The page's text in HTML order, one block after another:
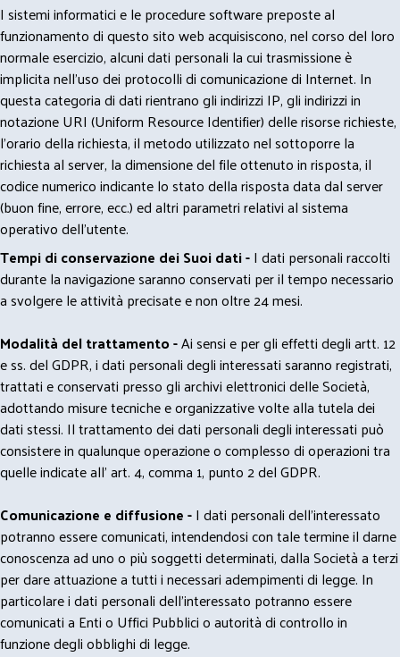
I sistemi informatici e le procedure software preposte al
funzionamento di questo sito web acquisiscono, nel corso del loro
normale esercizio, alcuni dati personali la cui trasmissione è
implicita nell'uso dei protocolli di comunicazione di Internet. In
questa categoria di dati rientrano gli indirizzi IP, gli indirizzi in
notazione URI (Uniform Resource Identifier) delle risorse richieste,
l'orario della richiesta, il metodo utilizzato nel sottoporre la
richiesta al server, la dimensione del file ottenuto in risposta, il
codice numerico indicante lo stato della risposta data dal server
(buon fine, errore, ecc.) ed altri parametri relativi al sistema
operativo dell'utente.
Tempi di conservazione dei Suoi dati -I dati personali raccolti
durante la navigazione saranno conservati per il tempo necessario
a svolgere le attività precisate e non oltre 24 mesi.
Modalità del trattamento -Ai sensi e per gli effetti degli artt. 12
e ss. del GDPR, i dati personali degli interessati saranno registrati,
trattati e conservati presso gli archivi elettronici delle Società,
adottando misure tecniche e organizzative volte alla tutela dei
dati stessi. Il trattamento dei dati personali degli interessati può
consistere in qualunque operazione o complesso di operazioni tra
quelle indicate all' art. 4, comma 1, punto 2 del GDPR.
Comunicazione e diffusione -I dati personali dell’interessato
potranno essere comunicati, intendendosi con tale termine il darne
conoscenza ad uno o più soggetti determinati, dalla Società a terzi
per dare attuazione a tutti i necessari adempimenti di legge. In
particolare i dati personali dell’interessato potranno essere
comunicati a Enti o Uffici Pubblici o autorità di controllo in
funzione degli obblighi di legge.